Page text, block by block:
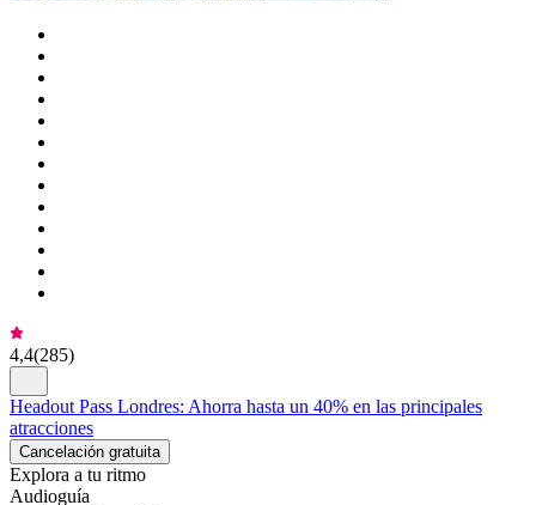
4,4(285)
Headout Pass Londres: Ahorra hasta un 40% en las principales
atracciones
Cancelación gratuita
Explora a tu ritmo
Audioguía